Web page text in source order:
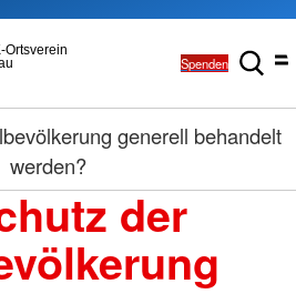
Ortsverein
Spenden
werden?
der